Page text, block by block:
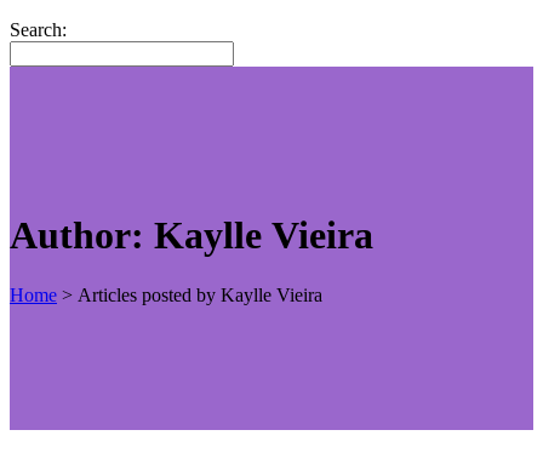
Search:
Author: Kaylle Vieira
Home > Articles posted by Kaylle Vieira